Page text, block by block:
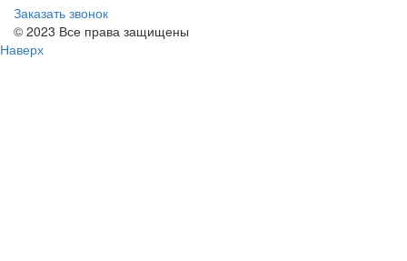
Заказать звонок
© 2023 Все права защищены
Наверх